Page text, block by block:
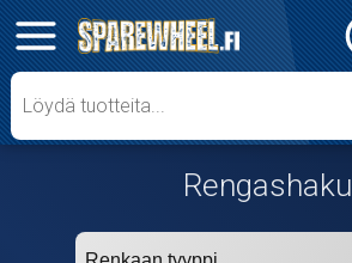
✕
Mopon osat
Skootterin osat
Crossipyörän osat
Rengashaku